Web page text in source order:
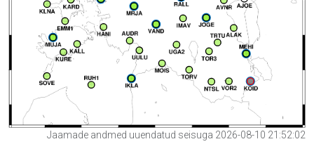
Jaamade andmed uuendatud seisuga 2026-08-10 21:52:02